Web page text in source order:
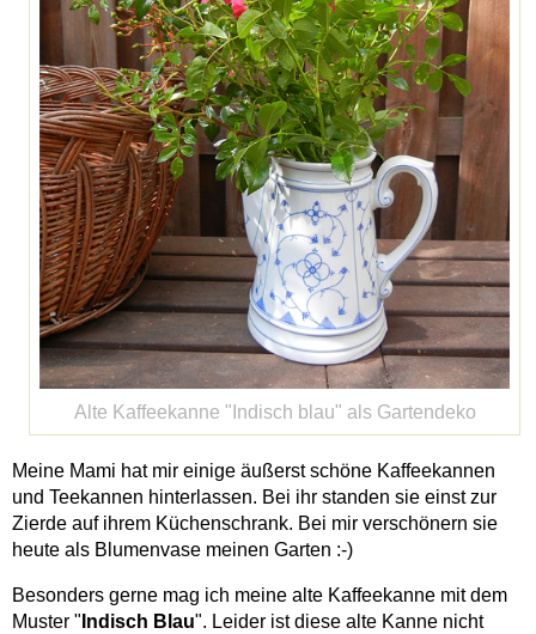
Alte Kaffeekanne "Indisch blau" als Gartendeko
Meine Mami hat mir einige äußerst schöne Kaffeekannen
und Teekannen hinterlassen. Bei ihr standen sie einst zur
Zierde auf ihrem Küchenschrank. Bei mir verschönern sie
heute als Blumenvase meinen Garten :-)
Besonders gerne mag ich meine alte Kaffeekanne mit dem
Muster " Indisch Blau". Leider ist diese alte Kanne nicht